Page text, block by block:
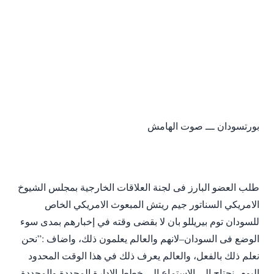
بورتسودان ـــ صوت الهامش
طلب العضو البارز فى لجنة العلاقات الخارجية بمجلس الشيوخ
الامريكي السناتور جيم ريتش المبعوث الامريكي الخاص
للسودان توم بيريللو بان لا بقضى وقته في إخبارهم بمدى سوء
الوضع فى السودان–لانهم والعالم يعلمون ذلك، واضاف :”نحن
نعلم ذلك بالفعل، والعالم يعرف ذلك في هذا الوقت المحدود